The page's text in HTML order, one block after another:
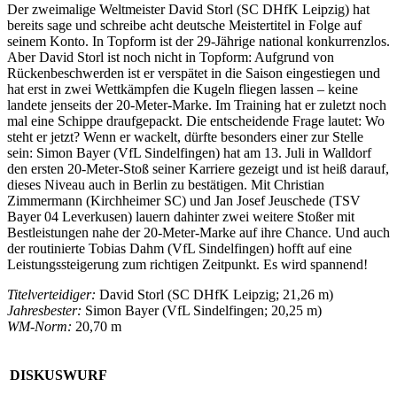
Der zweimalige Weltmeister David Storl (SC DHfK Leipzig) hat
bereits sage und schreibe acht deutsche Meistertitel in Folge auf
seinem Konto. In Topform ist der 29-Jährige national konkurrenzlos.
Aber David Storl ist noch nicht in Topform: Aufgrund von
Rückenbeschwerden ist er verspätet in die Saison eingestiegen und
hat erst in zwei Wettkämpfen die Kugeln fliegen lassen – keine
landete jenseits der 20-Meter-Marke. Im Training hat er zuletzt noch
mal eine Schippe draufgepackt. Die entscheidende Frage lautet: Wo
steht er jetzt? Wenn er wackelt, dürfte besonders einer zur Stelle
sein: Simon Bayer (VfL Sindelfingen) hat am 13. Juli in Walldorf
den ersten 20-Meter-Stoß seiner Karriere gezeigt und ist heiß darauf,
dieses Niveau auch in Berlin zu bestätigen. Mit Christian
Zimmermann (Kirchheimer SC) und Jan Josef Jeuschede (TSV
Bayer 04 Leverkusen) lauern dahinter zwei weitere Stoßer mit
Bestleistungen nahe der 20-Meter-Marke auf ihre Chance. Und auch
der routinierte Tobias Dahm (VfL Sindelfingen) hofft auf eine
Leistungssteigerung zum richtigen Zeitpunkt. Es wird spannend!
Titelverteidiger: David Storl (SC DHfK Leipzig; 21,26 m)
Jahresbester: Simon Bayer (VfL Sindelfingen; 20,25 m)
WM-Norm: 20,70 m
DISKUSWURF